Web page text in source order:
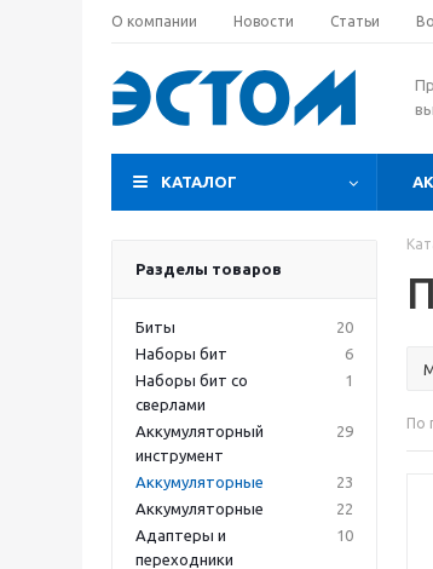
О компании Новости Статьи
КАТАЛОГ
Разделы товаров
Биты
20
Наборы бит
6
Наборы бит со
сверлами
1
Аккумуляторный
инструмент
29
Аккумуляторные
23
Аккумуляторные
22
Адаптеры и
переходники
10
По